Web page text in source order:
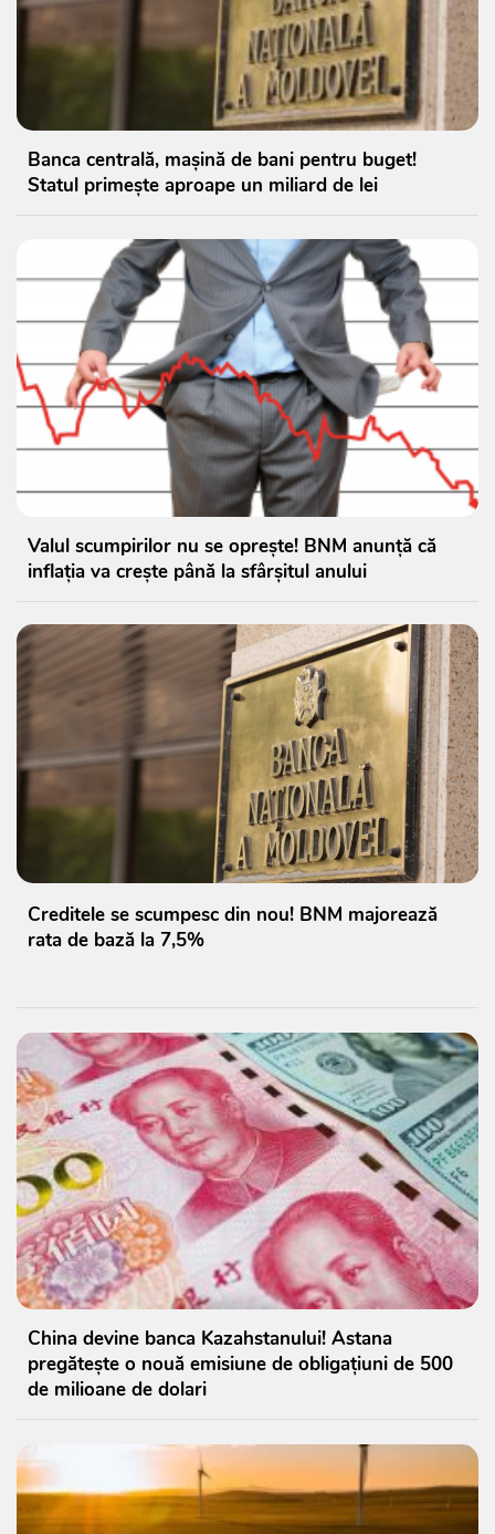
Banca centrală, mașină de bani pentru buget!
Statul primește aproape un miliard de lei
Valul scumpirilor nu se oprește! BNM anunță că
inflația va crește până la sfârșitul anului
Creditele se scumpesc din nou! BNM majorează
rata de bază la 7,5%
China devine banca Kazahstanului! Astana
pregătește o nouă emisiune de obligațiuni de 500
de milioane de dolari